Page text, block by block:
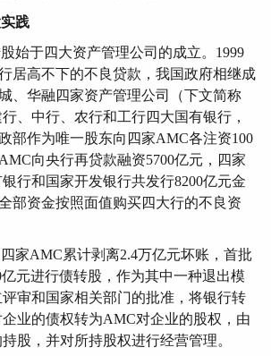
实践
始于四大资产管理公司的成立。1999
居高不下的不良贷款，我国政府相继成
、华融四家资产管理公司（下文简称
、中行、农行和工行四大国有银行，
部作为唯一股东向四家AMC各注资100
向央行再贷款融资5700亿元，四家
行和国家开发银行共发行8200亿元金
部资金按照面值购买四大行的不良资
家AMC累计剥离2.4万亿元坏账，首批
亿元进行债转股，作为其中一种退出模
审和国家相关部门的批准，将银行转
业的债权转为AMC对企业的股权，由
股，并对所持股权进行经营管理。